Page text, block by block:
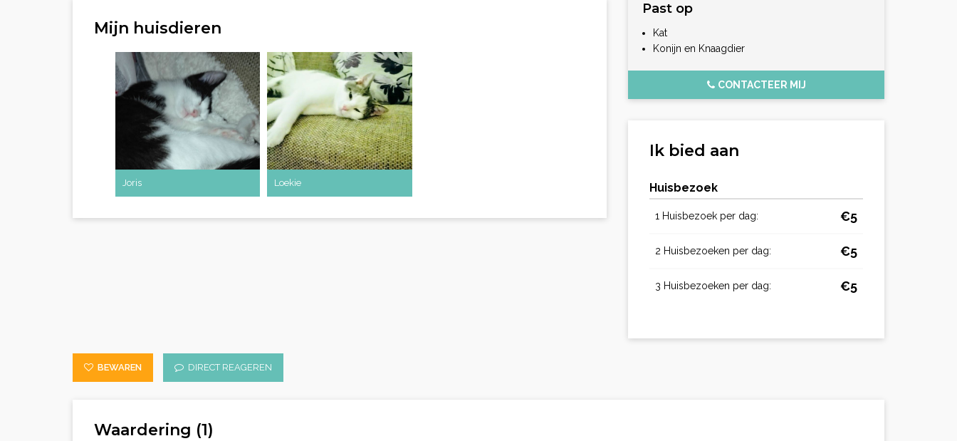
Mijn huisdieren
Joris Loekie
Past op
Kat
Konijn en Knaagdier
CONTACTEER MIJ
Ik bied aan
Huisbezoek
1 Huisbezoek per dag: €5
2 Huisbezoeken per dag: €5
3 Huisbezoeken per dag: €5
BEWAREN DIRECT REAGEREN
Waardering (1)